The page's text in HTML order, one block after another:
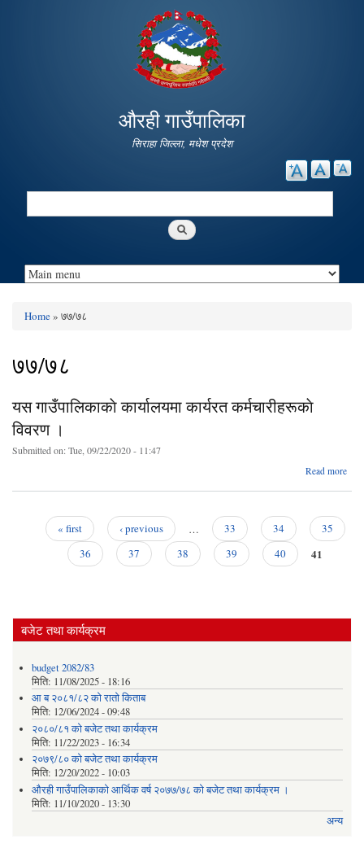
main
content
औरही गाउँपालिका
सिराहा जिल्ला, मधेश प्रदेश
Search
Home» ७७/७८
७७/७८
यस गाउँपालिकाकाे कार्यालयमा कार्यरत कर्मचारीहरूकाे
विवरण ।
Submitted on:Tue, 09/22/2020 - 11:47
Read more
« first ‹ previous … 33 34
35
36
37 38 39 40 41
बजेट तथा कार्यक्रम
budget 2082/83
मिति: 11/08/2025 - 18:16
आ ब २०८१/८२ काे राताे किताब
मिति: 12/06/2024 - 09:48
२०८०/८१ को बजेट तथा कार्यक्रम
मिति: 11/22/2023 - 16:34
२०७९/८० को बजेट तथा कार्यक्रम
मिति: 12/20/2022 - 10:03
औरही गाउँपालिकाको आर्थिक वर्ष २०७७/७८ को बजेट तथा कार्यक्रम ।
मिति: 11/10/2020 - 13:30
अन्य